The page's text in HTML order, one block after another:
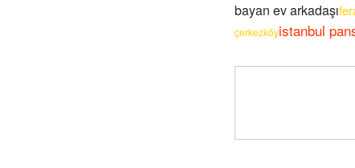
bayan ev arkadaşı
çerkezköyistanbul